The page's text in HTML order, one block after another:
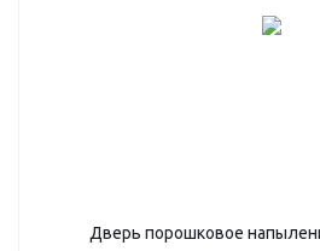
Дверь порошковое